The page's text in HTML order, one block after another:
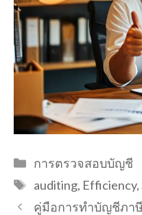
Categories
การตรวจสอบบัญชี
Tags
auditing, Efficiency,
คู่มือการทำบัญชีภาษี